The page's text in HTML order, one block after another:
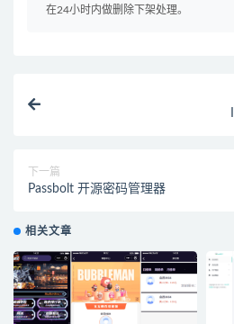
在24小时内做删除下架处理。
下一篇
Passbolt 开源密码管理器
相关文章